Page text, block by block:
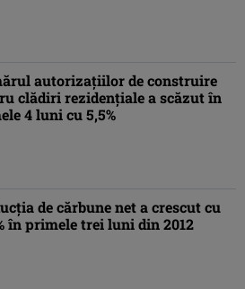
autorizaţiilor de construire
clădiri rezidenţiale a scăzut în
4 luni cu 5,5%
de cărbune net a crescut cu
în primele trei luni din 2012